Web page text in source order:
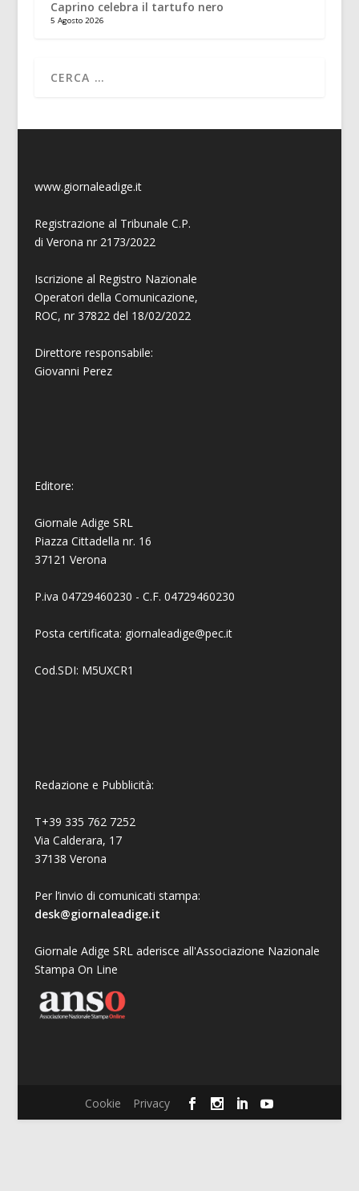
Caprino celebra il tartufo nero
5 Agosto 2026
www.giornaleadige.it
Registrazione al Tribunale C.P.
di Verona nr 2173/2022
Iscrizione al Registro Nazionale
Operatori della Comunicazione,
ROC, nr 37822 del 18/02/2022
Direttore responsabile:
Giovanni Perez
Editore:
Giornale Adige SRL
Piazza Cittadella nr. 16
37121 Verona
P.iva 04729460230 - C.F. 04729460230
Posta certificata: giornaleadige@pec.it
Cod.SDI: M5UXCR1
Redazione e Pubblicità:
T+39 335 762 7252
Via Calderara, 17
37138 Verona
Per l’invio di comunicati stampa:
desk@giornaleadige.it
Giornale Adige SRL aderisce all'Associazione Nazionale
Stampa On Line
Cookie Privacy